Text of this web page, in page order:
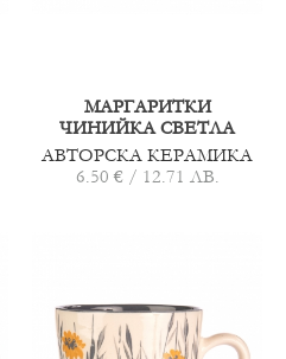
МАРГАРИТКИ
ЧИНИЙКА СВЕТЛА
АВТОРСКА КЕРАМИКА
6.50 € / 12.71 ЛВ.